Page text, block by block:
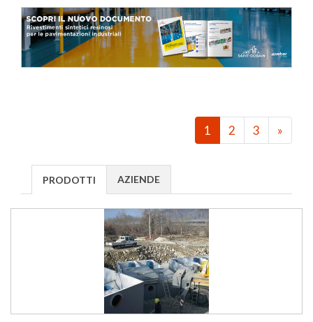
1 2 3 »
PRODOTTI AZIENDE